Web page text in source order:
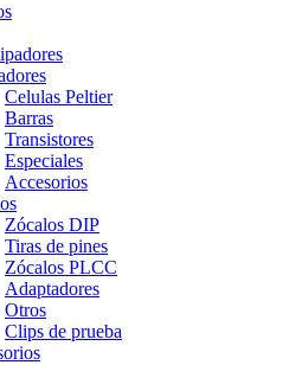
Celulas Peltier
Barras
Transistores
Especiales
Accesorios
Zócalos DIP
Tiras de pines
Zócalos PLCC
Adaptadores
Otros
Clips de prueba